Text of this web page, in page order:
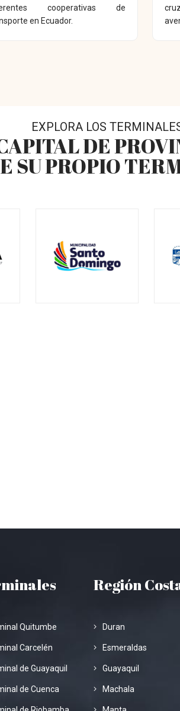
cooperativas de
en Ecuador.
EXPLORA LOS
DE
SU PROPIO
Quitumbe
Carcelén
de Guayaquil
de Cuenca
Región
Duran
Esmeraldas
Guayaquil
Machala